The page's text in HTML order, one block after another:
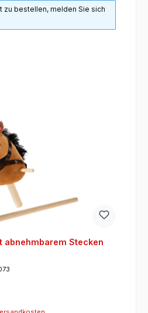
zu bestellen, melden Sie sich
abnehmbarem Stecken